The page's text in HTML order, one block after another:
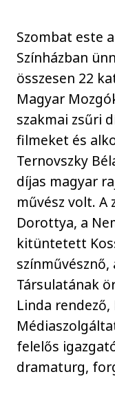
Szombat este
Színházban
összesen 22
Magyar
szakmai zsűri
filmeket és
Ternovszky
díjas magyar
művész volt.
Dorottya, a
kitüntetett
Társulatának
Linda rendező,
felelős
dramaturg,